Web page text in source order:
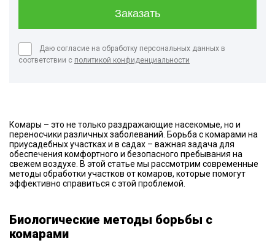
Даю согласие на обработку персональных данных в
соответствии с политикой конфиденциальности
Комары – это не только раздражающие насекомые, но и
переносчики различных заболеваний. Борьба с комарами на
приусадебных участках и в садах – важная задача для
обеспечения комфортного и безопасного пребывания на
свежем воздухе. В этой статье мы рассмотрим современные
методы обработки участков от комаров, которые помогут
эффективно справиться с этой проблемой.
Биологические методы борьбы с
комарами